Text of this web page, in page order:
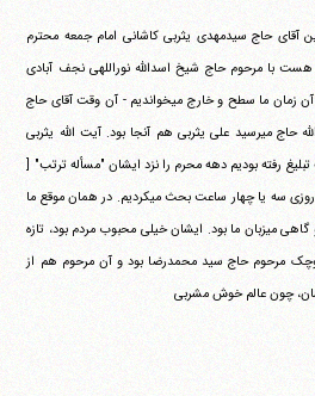
آقای حاج سیدمهدی یثربی کاشانی امام جمعه محترم
با مرحوم حاج شیخ اسدالله نوراللهی نجف آبادی
سالها قبل برای تبلیغ به کاشان رفتیم - آن زمان ما سطح و خارج می‎خواندیم - آن وقت آقای حاج
حاج میرسید علی یثربی هم آنجا بود. آیت الله یثربی
رفته بودیم دهه محرم را نزد ایشان "مسأله ترتب" [
از مباحث اصول فقه ] را شروع کردیم. روزی سه یا چهار ساعت بحث می‎کردیم. در همان موقع ما
میزبان ما بود. ایشان خیلی محبوب مردم بود، تازه
مرحوم حاج سید محمدرضا بود و آن مرحوم هم از
چون عالم خوش مشربی